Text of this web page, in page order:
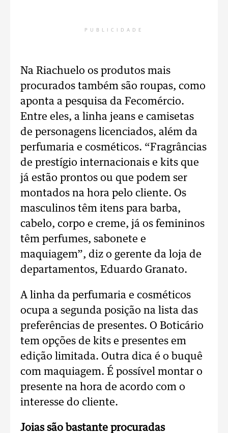
PUBLICIDADE
Na Riachuelo os produtos mais
procurados também são roupas, como
aponta a pesquisa da Fecomércio.
Entre eles, a linha jeans e camisetas
de personagens licenciados, além da
perfumaria e cosméticos. “Fragrâncias
de prestígio internacionais e kits que
já estão prontos ou que podem ser
montados na hora pelo cliente. Os
masculinos têm itens para barba,
cabelo, corpo e creme, já os femininos
têm perfumes, sabonete e
maquiagem”, diz o gerente da loja de
departamentos, Eduardo Granato.
A linha da perfumaria e cosméticos
ocupa a segunda posição na lista das
preferências de presentes. O Boticário
tem opções de kits e presentes em
edição limitada. Outra dica é o buquê
com maquiagem. É possível montar o
presente na hora de acordo com o
interesse do cliente.
Joias são bastante procuradas